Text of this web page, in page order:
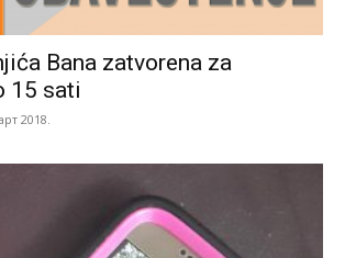
Bana zatvorena za
15 sati
2018.